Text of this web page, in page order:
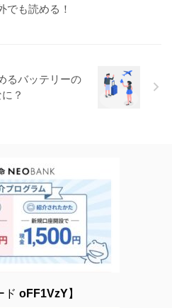
でも読める！
るバッテリーの
？
ド oFF1VzY】